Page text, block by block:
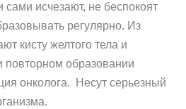
исчезают, не беспокоят
регулярно. Из
кисту желтого тела и
образовании
онколога. Несут серьезный